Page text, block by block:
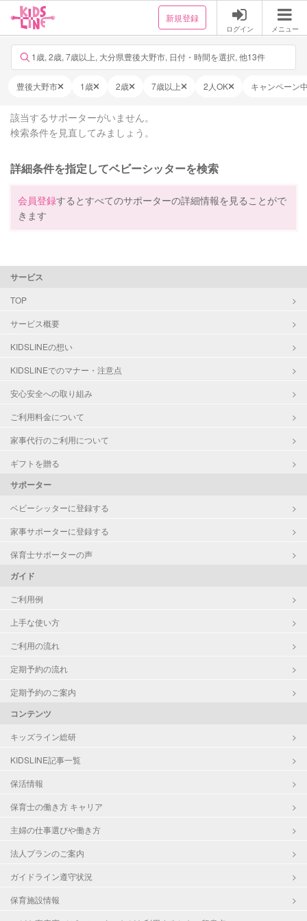
新規登録
ログイン メニュー
1歳, 2歳, 7歳以上, 大分県豊後大野市, 日付・時間を選択, 他13件
豊後大野市 1歳 2歳 7歳以上 2人OK キャンペーン
該当するサポーターがいません。
検索条件を見直してみましょう。
詳細条件を指定してベビーシッターを検索
会員登録するとすべてのサポーターの詳細情報を見ることがで
きます
サービス
TOP
サービス概要
KIDSLINEの想い
KIDSLINEでのマナー・注意点
安心安全への取り組み
ご利用料金について
家事代行のご利用について
ギフトを贈る
サポーター
ベビーシッターに登録する
家事サポーターに登録する
保育士サポーターの声
ガイド
ご利用例
上手な使い方
ご利用の流れ
定期予約の流れ
定期予約のご案内
コンテンツ
キッズライン総研
KIDSLINE記事一覧
保活情報
保育士の働き方 キャリア
主婦の仕事選びや働き方
法人プランのご案内
ガイドライン遵守状況
保育施設情報